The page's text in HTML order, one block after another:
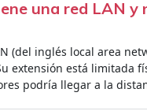
una red LAN y
(del inglés local area
extensión está limitada
podría llegar a la